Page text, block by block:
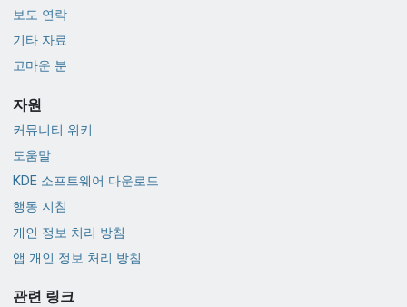
보도 연락
기타 자료
고마운 분
자원
커뮤니티 위키
도움말
KDE 소프트웨어 다운로드
행동 지침
개인 정보 처리 방침
앱 개인 정보 처리 방침
관련 링크